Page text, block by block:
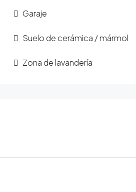
Garaje
Suelo de cerámica / mármol
Zona de lavandería